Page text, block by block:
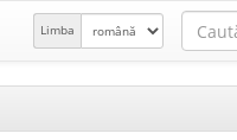
Limba